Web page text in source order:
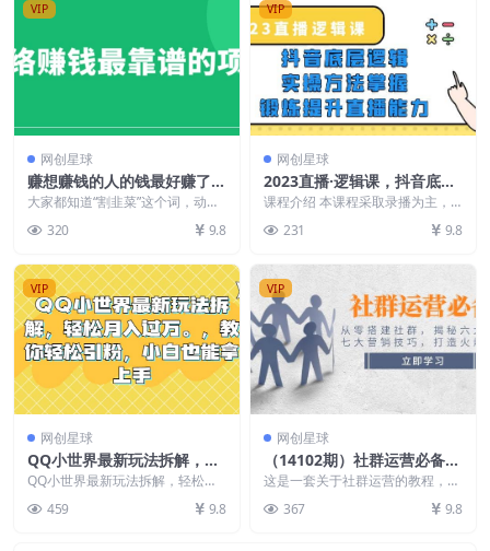
VIP
网创星球
赚想赚钱的人的钱最好赚了：
网络赚钱最靠谱项目
大家都知道“割韭菜”这个词，动不
该，别生气，你为什么...
320 9.8
VIP
网创星球
2023直播·逻辑课，抖音底层
逻辑+实操方法掌握，锻炼提
课程介绍 本课程采取录播为主，
一对一咨询陪跑的形式...
231 9.8
VIP
网创星球
QQ小世界最新玩法拆解，轻
松月入过万。教你轻松引粉，
小白也能拿上手
QQ小世界最新玩法拆解，轻松月
拿上手 QQ小世界可...
459 9.8
VIP
网创星球
（14102期）社群运营必备！
从零搭建社群，揭秘六大锦
囊、七大营销技巧，打造火爆
社群
这是一套关于社群运营的教程，从
了社群运营的技巧、邀...
367 9.8